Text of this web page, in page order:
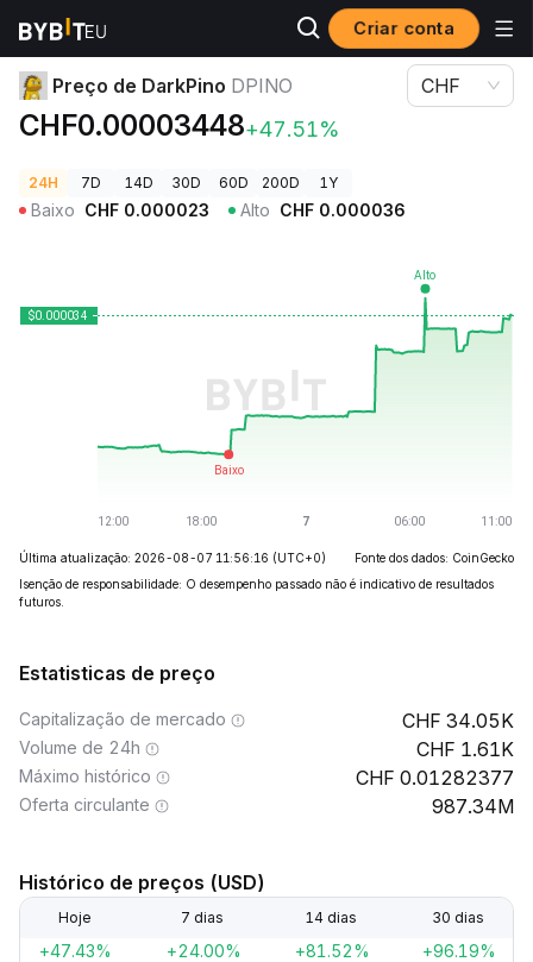
Criar conta
Preços de Criptomoedas Preço de DarkPino DPINO
Preço de DarkPino DPINO
CHF0.00003448+47.51%
CHF
24H 7D 14D 30D 60D 200D 1Y
Baixo CHF 0.000023 Alto CHF 0.000036
Última atualização: 2026-08-07 11:56:16 (UTC+0)
Fonte dos dados: CoinGecko
Isenção de responsabilidade: O desempenho passado não é indicativo de resultados
futuros.
Estatisticas de preço
Capitalização de mercado 34.05K
Volume de 24h 1.61K
Máximo histórico 0.01282377
Oferta circulante 987.34M
Histórico de preços (USD)
Hoje 7 dias 14 dias 30 dias
+47.43% +24.00% +81.52% +96.19%